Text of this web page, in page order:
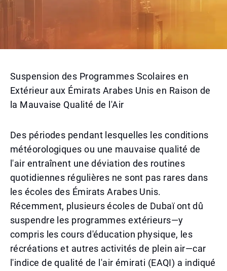
Suspension des Programmes Scolaires en
Extérieur aux Émirats Arabes Unis en Raison de
la Mauvaise Qualité de l'Air
Des périodes pendant lesquelles les conditions
météorologiques ou une mauvaise qualité de
l'air entraînent une déviation des routines
quotidiennes régulières ne sont pas rares dans
les écoles des Émirats Arabes Unis.
Récemment, plusieurs écoles de Dubaï ont dû
suspendre les programmes extérieurs—y
compris les cours d'éducation physique, les
récréations et autres activités de plein air—car
l'indice de qualité de l'air émirati (EAQI) a indiqué